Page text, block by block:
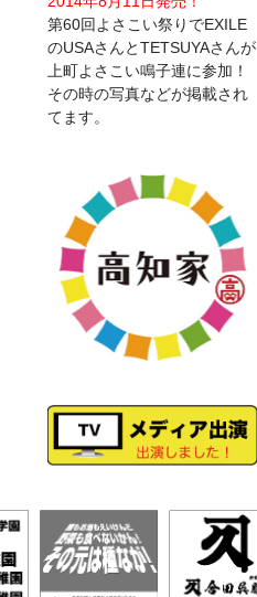
第60回よさこい祭りでEXILE
のUSAさんとTETSUYAさんが
上町よさこい鳴子連に参加！
その時の写真などが掲載され
てます。